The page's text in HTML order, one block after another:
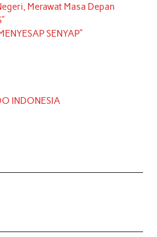
e
d
t
e
u
b
Merawat Masa Depan
SENYAP”
INDONESIA